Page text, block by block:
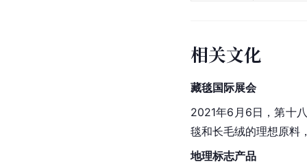
相关文化
藏毯国际展会
2021年6月6日，第十
毯和长毛绒的理想原料
地理标志产品